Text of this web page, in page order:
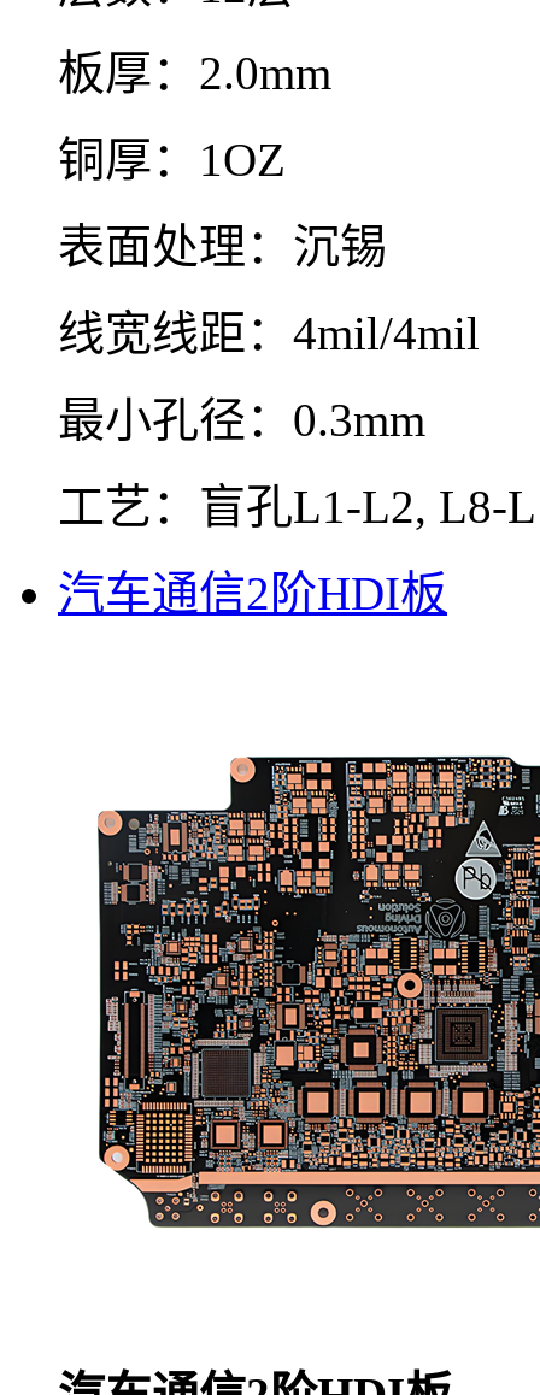
板厚：2.0mm
铜厚：1OZ
表面处理：沉锡
线宽线距：4mil/4mil
最小孔径：0.3mm
工艺：盲孔L1-L2, L8-
汽车通信2阶HDI板